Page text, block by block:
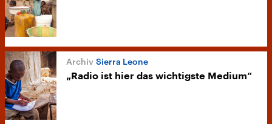
Sierra Leone
„Radio ist hier das wichtigste Medium“